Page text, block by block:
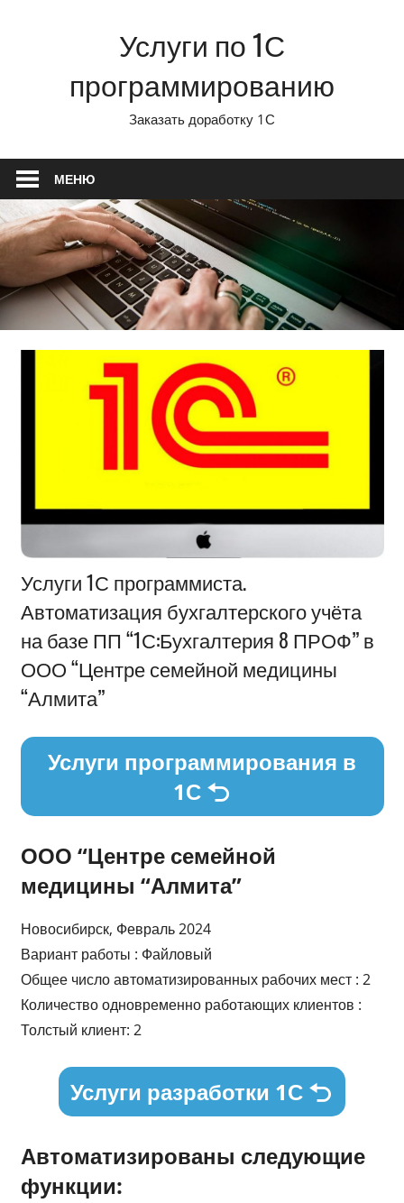
Услуги по 1С
программированию
Заказать доработку 1С
МЕНЮ
Информация
Услуги 1С программиста.
Автоматизация бухгалтерского учёта
на базе ПП “1С:Бухгалтерия 8 ПРОФ” в
ООО “Центре семейной медицины
“Алмита”
Услуги программирования в
1С
ООО “Центре семейной
медицины “Алмита”
Новосибирск, Февраль 2024
Вариант работы : Файловый
Общее число автоматизированных рабочих мест : 2
Количество одновременно работающих клиентов :
Толстый клиент: 2
Услуги разработки 1С
Автоматизированы следующие
функции: